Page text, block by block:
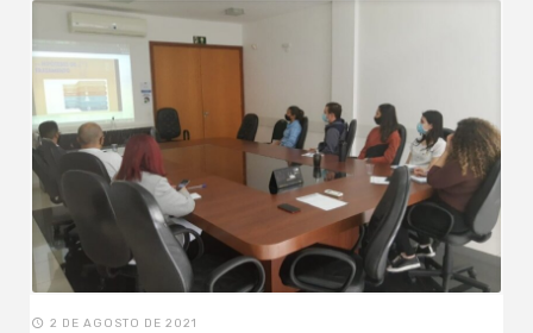
2 DE AGOSTO DE 2021